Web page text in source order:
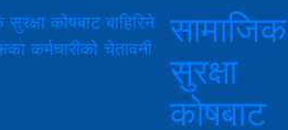
सामाजिक
सुरक्षा
कोषबाट